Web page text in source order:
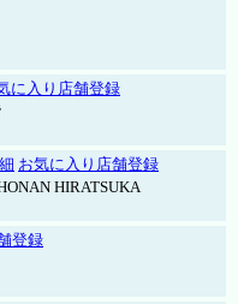
に入り店舗登録
お気に入り店舗登録
HIRATSUKA
登録